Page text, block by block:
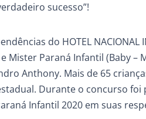
sucesso”!
do HOTEL NACIONAL
Mister Paraná Infantil (Baby –
Anthony. Mais de 65
Durante o concurso foi
Infantil 2020 em suas